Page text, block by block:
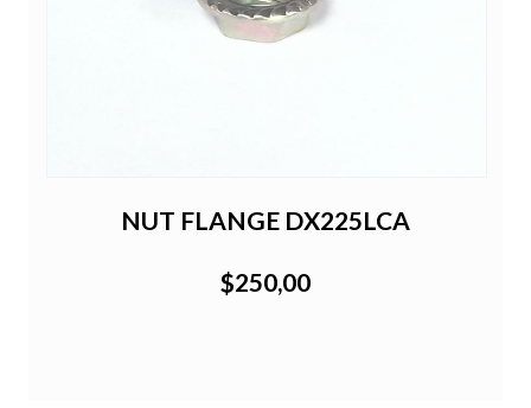
NUT FLANGE DX225LCA
$250,00